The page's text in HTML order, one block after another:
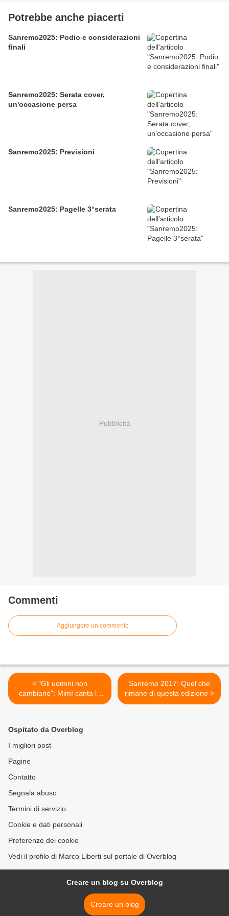
Potrebbe anche piacerti
Sanremo2025: Podio e considerazioni
finali
Sanremo2025: Serata cover,
un'occasione persa
Sanremo2025: Previsioni
Sanremo2025: Pagelle 3°serata
Pubblicità
Commenti
Aggiungere un commento
< "Gli uomini non
cambiano": Mimì canta le
delusioni d'amore
Sanremo 2017: Quel che
rimane di questa edizione >
Ospitato da Overblog
I migliori post
Pagine
Contatto
Segnala abuso
Termini di servizio
Cookie e dati personali
Preferenze dei cookie
Vedi il profilo di Marco Liberti sul portale di Overblog
Creare un blog su Overblog
Creare un blog